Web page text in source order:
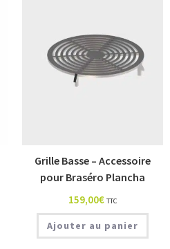
Grille Basse – Accessoire
pour Braséro Plancha
159,00€ TTC
Ajouter au panier